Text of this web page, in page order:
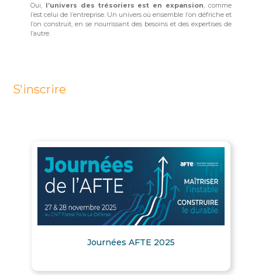
Oui, l’univers des trésoriers est en expansion, comme
l’est celui de l’entreprise. Un univers où ensemble l’on défriche et
l’on construit, en se nourrissant des besoins et des expertises de
l’autre.
S'inscrire
Journées AFTE 2025